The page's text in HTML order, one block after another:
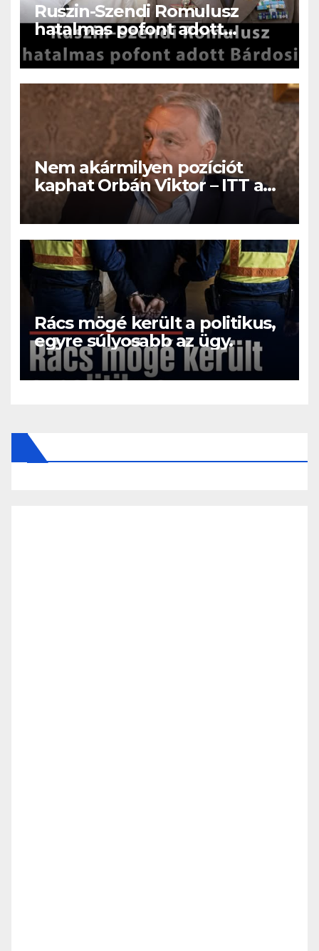
Ruszin-Szendi Romulusz
hatalmas pofont adott
Bárdosi Sándornak!Olyat szólt
be Bárdosi Sándornak , hogy
a fal adta a másikat, ez az
eddigi legkeményebb kritika !
Nem akármilyen pozíciót
kaphat Orbán Viktor – ITT a
nem várt fordulat
Rács mögé került a politikus,
egyre súlyosabb az ügy.